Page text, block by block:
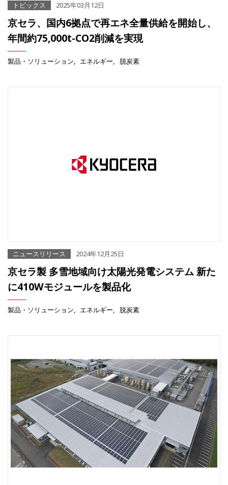
トピックス 2025年03月12日
京セラ、国内6拠点で再エネ全量供給を開始し、
年間約75,000t-CO2削減を実現
製品・ソリューション エネルギー 脱炭素
ニュースリリース 2024年12月25日
京セラ製 多雪地域向け太陽光発電システム 新た
に410Wモジュールを製品化
製品・ソリューション エネルギー 脱炭素